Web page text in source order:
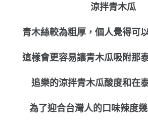
涼拌青木瓜
青木絲較為粗厚，個人覺得可
這樣會更容易讓青木瓜吸附那
追樂的涼拌青木瓜酸度和在
為了迎合台灣人的口味辣度